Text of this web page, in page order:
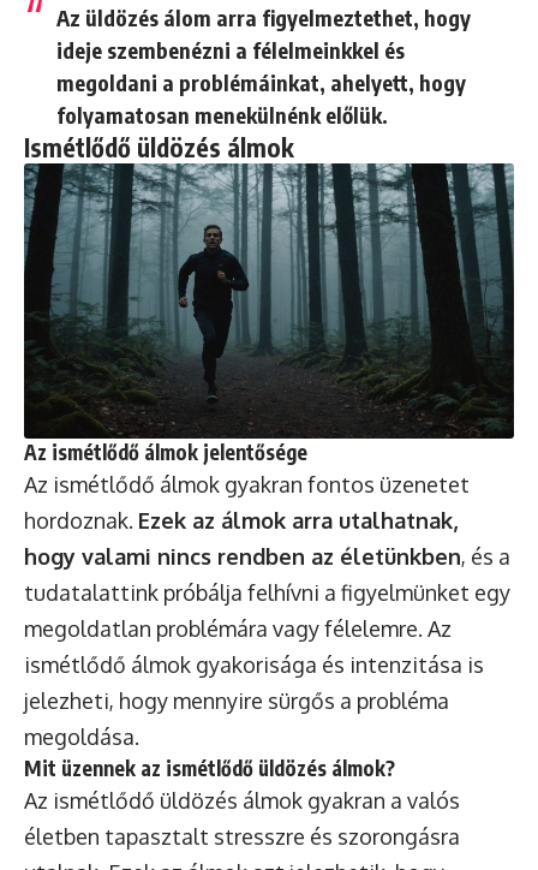
Az üldözés álom arra figyelmeztethet, hogy
ideje szembenézni a félelmeinkkel és
megoldani a problémáinkat, ahelyett, hogy
folyamatosan menekülnénk előlük.
Ismétlődő üldözés álmok
Az ismétlődő álmok jelentősége
Az ismétlődő álmok gyakran fontos üzenetet
hordoznak. Ezek az álmok arra utalhatnak,
hogy valami nincs rendben az életünkben, és a
tudatalattink próbálja felhívni a figyelmünket egy
megoldatlan problémára vagy félelemre. Az
ismétlődő álmok gyakorisága és intenzitása is
jelezheti, hogy mennyire sürgős a probléma
megoldása.
Mit üzennek az ismétlődő üldözés álmok?
Az ismétlődő üldözés álmok gyakran a valós
életben tapasztalt stresszre és szorongásra